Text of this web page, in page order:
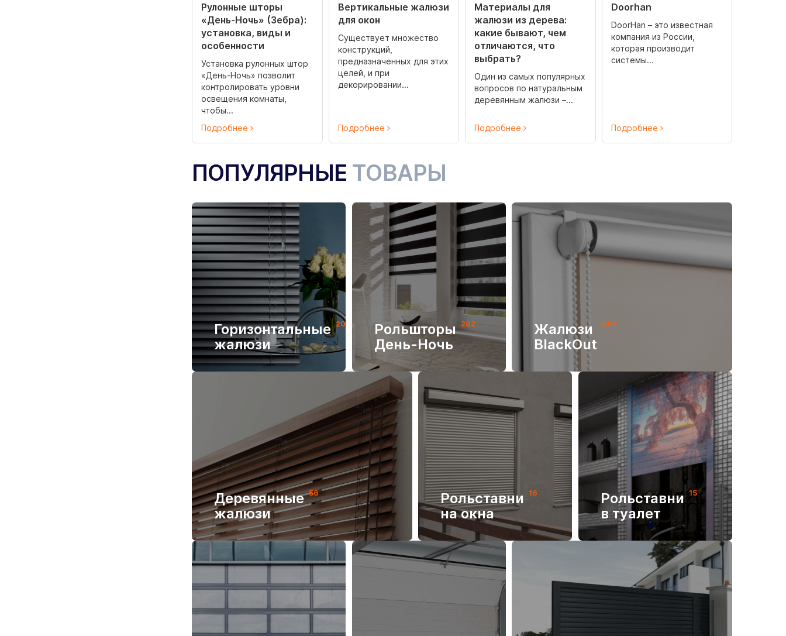
Рулонные шторы
«День-Ночь» (Зебра):
установка, виды и
особенности
Установка рулонных штор
«День-Ночь» позволит
контролировать уровни
освещения комнаты,
чтобы...
Подробнее
Вертикальные жалюзи
для окон
Существует множество
конструкций,
предназначенных для этих
целей, и при
декорировании...
Подробнее
Материалы для
жалюзи из дерева:
какие бывают, чем
отличаются, что
выбрать?
Один из самых популярных
вопросов по натуральным
деревянным жалюзи –...
Подробнее
Doorhan
DoorHan – это известная
компания из России,
которая производит
системы...
Подробнее
ПОПУЛЯРНЫЕ ТОВАРЫ
Горизонтальные
жалюзи
205
Рольшторы
День-Ночь
282
Жалюзи
BlackOut
804
Деревянные
жалюзи
56
Рольставни
на окна
16
Рольставни
в туалет
15